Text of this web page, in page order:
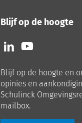
Blijf op de hoogte
Volg
ons
LinkedIn
Volg
ons
Youtube
Blijf op de hoogte en
opinies en
Schulinck
mailbox.